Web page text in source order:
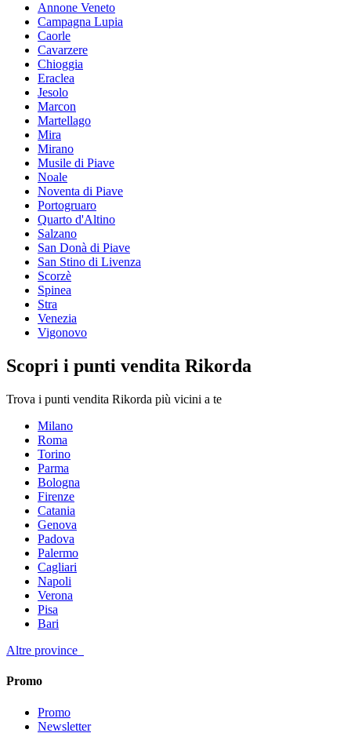
Annone Veneto
Campagna Lupia
Caorle
Cavarzere
Chioggia
Eraclea
Jesolo
Marcon
Martellago
Mira
Mirano
Musile di Piave
Noale
Noventa di Piave
Portogruaro
Quarto d'Altino
Salzano
San Donà di Piave
San Stino di Livenza
Scorzè
Spinea
Stra
Venezia
Vigonovo
Scopri i punti vendita Rikorda
Trova i punti vendita Rikorda più vicini a te
Milano
Roma
Torino
Parma
Bologna
Firenze
Catania
Genova
Padova
Palermo
Cagliari
Napoli
Verona
Pisa
Bari
Altre province
Promo
Promo
Newsletter